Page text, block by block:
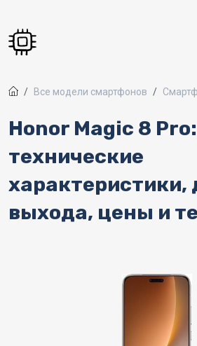
Все модели смартфонов
Honor Magic 8
технические
характеристики,
выхода, цены и